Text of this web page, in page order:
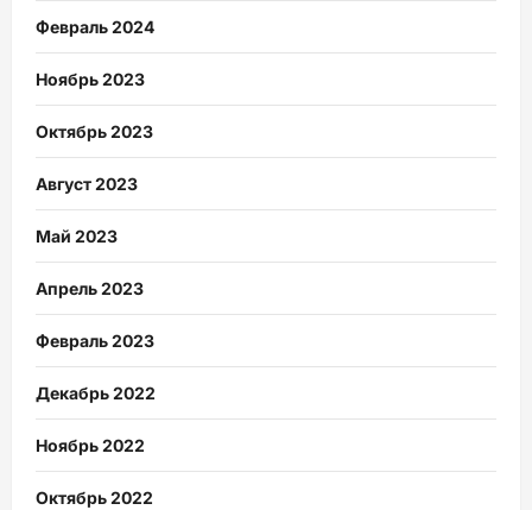
Февраль 2024
Ноябрь 2023
Октябрь 2023
Август 2023
Май 2023
Апрель 2023
Февраль 2023
Декабрь 2022
Ноябрь 2022
Октябрь 2022